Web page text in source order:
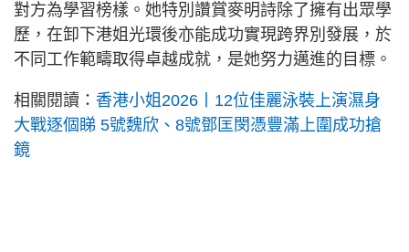
對方為學習榜樣。她特別讚賞麥明詩除了擁有出眾學
歷，在卸下港姐光環後亦能成功實現跨界別發展，於
不同工作範疇取得卓越成就，是她努力邁進的目標。
相關閱讀： 香港小姐2026丨12位佳麗泳裝上演濕身
大戰逐個睇 5號魏欣、8號鄧匡閔憑豐滿上圍成功搶
鏡